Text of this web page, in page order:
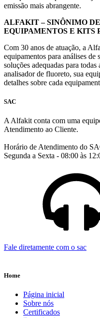
emissão mais abrangente.
ALFAKIT – SINÔNIMO
EQUIPAMENTOS E KITS
Com 30 anos de atuação, a
equipamentos para análises
soluções adequadas para
analisador de fluoreto, sua
detalhes sobre cada
SAC
A Alfakit conta com uma
Atendimento ao Cliente.
Horário de Atendimento do
Segunda a Sexta - 08:00 às
Fale diretamente com o sac
Home
Página inicial
Sobre nós
Certificados